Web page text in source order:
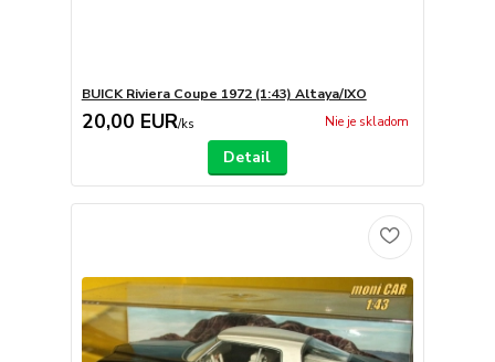
BUICK Riviera Coupe 1972 (1:43) Altaya/IXO
20,00 EUR/ks Nie je skladom
Detail